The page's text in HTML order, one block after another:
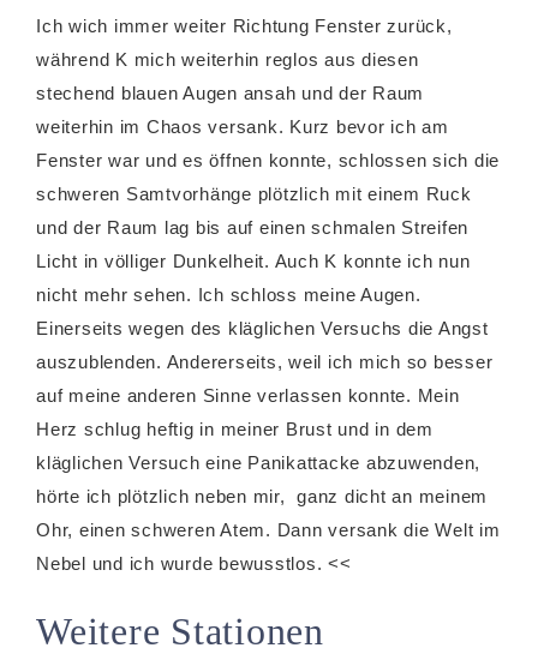
Ich wich immer weiter Richtung Fenster zurück,
während K mich weiterhin reglos aus diesen
stechend blauen Augen ansah und der Raum
weiterhin im Chaos versank. Kurz bevor ich am
Fenster war und es öffnen konnte, schlossen sich die
schweren Samtvorhänge plötzlich mit einem Ruck
und der Raum lag bis auf einen schmalen Streifen
Licht in völliger Dunkelheit. Auch K konnte ich nun
nicht mehr sehen. Ich schloss meine Augen.
Einerseits wegen des kläglichen Versuchs die Angst
auszublenden. Andererseits, weil ich mich so besser
auf meine anderen Sinne verlassen konnte. Mein
Herz schlug heftig in meiner Brust und in dem
kläglichen Versuch eine Panikattacke abzuwenden,
hörte ich plötzlich neben mir, ganz dicht an meinem
Ohr, einen schweren Atem. Dann versank die Welt im
Nebel und ich wurde bewusstlos. <<
Weitere Stationen